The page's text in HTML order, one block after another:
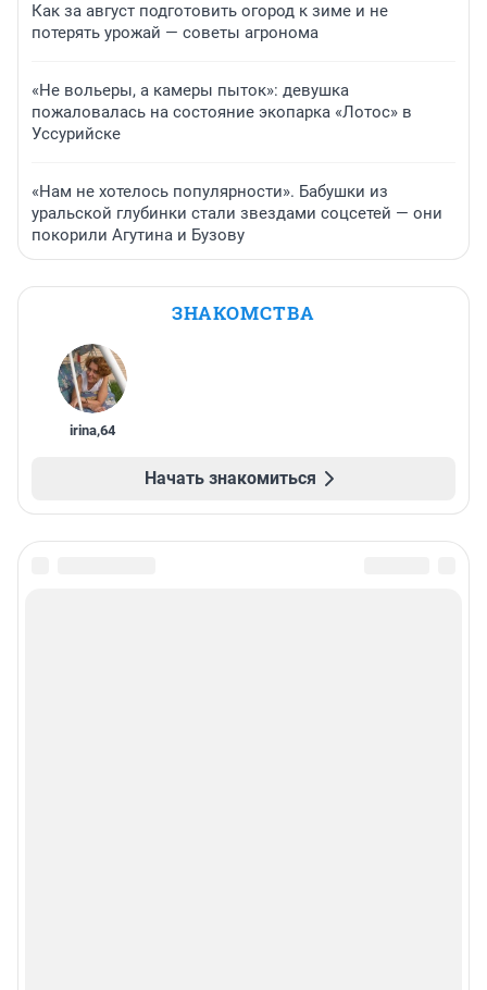
Как за август подготовить огород к зиме и не
потерять урожай — советы агронома
«Не вольеры, а камеры пыток»: девушка
пожаловалась на состояние экопарка «Лотос» в
Уссурийске
«Нам не хотелось популярности». Бабушки из
уральской глубинки стали звездами соцсетей — они
покорили Агутина и Бузову
ЗНАКОМСТВА
irina,64
Начать знакомиться